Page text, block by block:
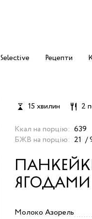
Selective Рецепти
15 хвилин 2
Ккал на порцію: 639
БЖВ на порцію: 21
ЯГОДАМИ
Молоко Азорель